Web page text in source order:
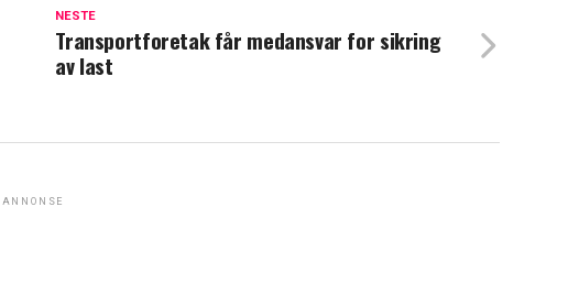
NESTE
Transportforetak får medansvar for sikring
av last
ANNONSE